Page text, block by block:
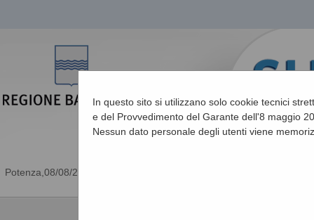
08/08/2026 18:11
In questo sito si utilizzano solo cookie tecnici
e del Provvedimento del Garante dell'8 maggio
Nessun dato personale degli utenti viene